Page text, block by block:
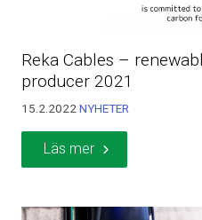
Reka Cables –
producer 2021
15.2.2022 NYHETER
Läs mer